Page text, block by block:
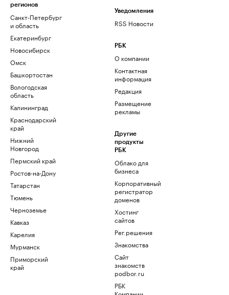
регионов
Санкт-Петербург
и область
Екатеринбург
Новосибирск
Омск
Башкортостан
Вологодская
область
Калининград
Краснодарский
край
Нижний
Новгород
Пермский край
Ростов-на-Дону
Татарстан
Тюмень
Черноземье
Кавказ
Карелия
Мурманск
Приморский
край
Уведомления
RSS Новости
РБК
О компании
Контактная
информация
Редакция
Размещение
рекламы
Другие
продукты
РБК
Облако для
бизнеса
Корпоративный
регистратор
доменов
Хостинг
сайтов
Рег.решения
Знакомства
Сайт
знакомств
podbor.ru
РБК